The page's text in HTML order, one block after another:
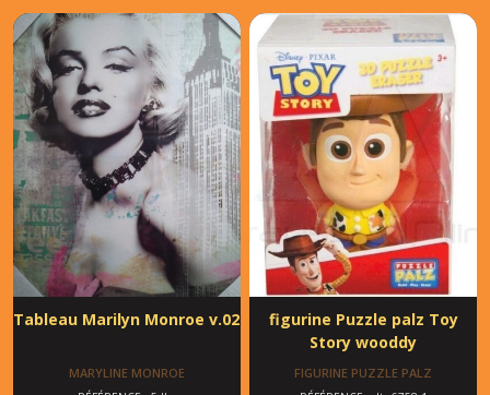
Tableau Marilyn Monroe v.02
MARYLINE MONROE
figurine Puzzle palz Toy
Story wooddy
FIGURINE PUZZLE PALZ